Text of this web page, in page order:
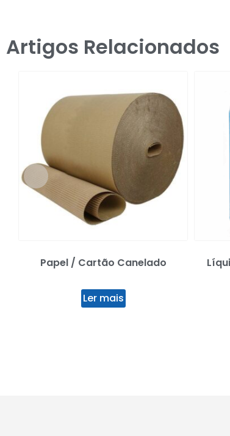
Artigos Relacionados
Papel / Cartão Canelado
Ler mais